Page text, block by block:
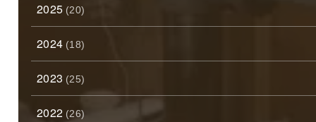
2025 (20)
2024 (18)
2023 (25)
2022 (26)